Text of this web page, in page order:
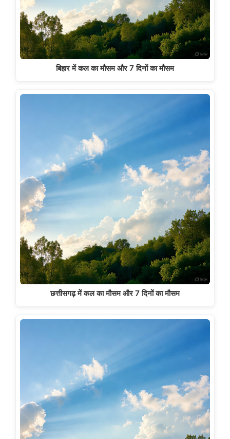
बिहार में कल का मौसम और 7 दिनों का मौसम
छत्तीसगढ़ में कल का मौसम और 7 दिनों का मौसम